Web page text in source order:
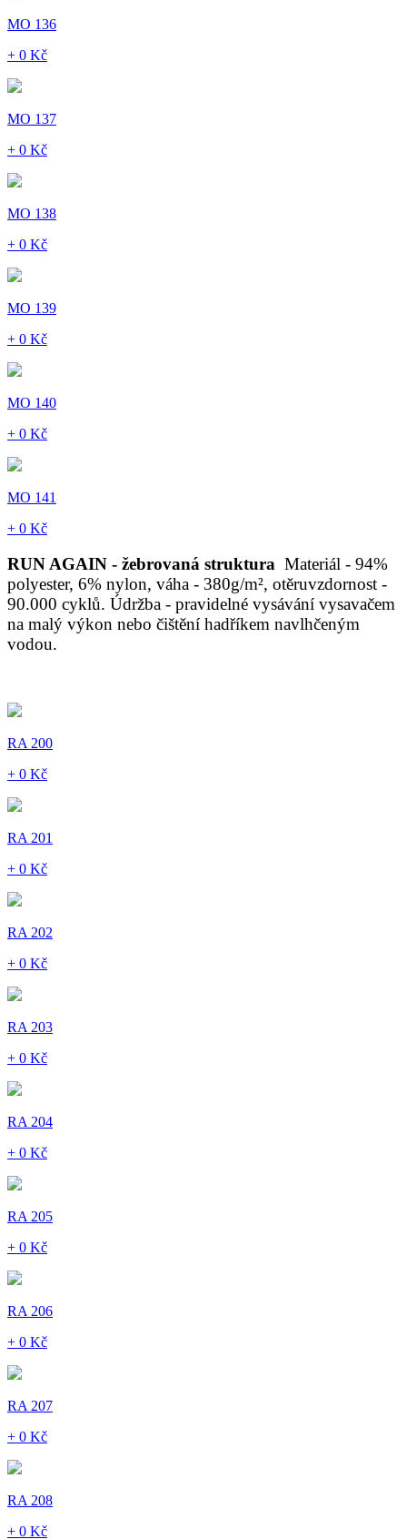
MO 136
+ 0 Kč
MO 137
+ 0 Kč
MO 138
+ 0 Kč
MO 139
+ 0 Kč
MO 140
+ 0 Kč
MO 141
+ 0 Kč
RUN AGAIN - žebrovaná struktura Materiál - 94%
polyester, 6% nylon, váha - 380g/m², otěruvzdornost -
90.000 cyklů. Údržba - pravidelné vysávání vysavačem
na malý výkon nebo čištění hadříkem navlhčeným
vodou.
RA 200
+ 0 Kč
RA 201
+ 0 Kč
RA 202
+ 0 Kč
RA 203
+ 0 Kč
RA 204
+ 0 Kč
RA 205
+ 0 Kč
RA 206
+ 0 Kč
RA 207
+ 0 Kč
RA 208
+ 0 Kč